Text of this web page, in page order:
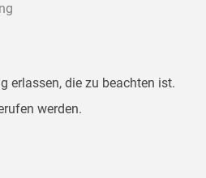
erlassen, die zu beachten ist.
werden.